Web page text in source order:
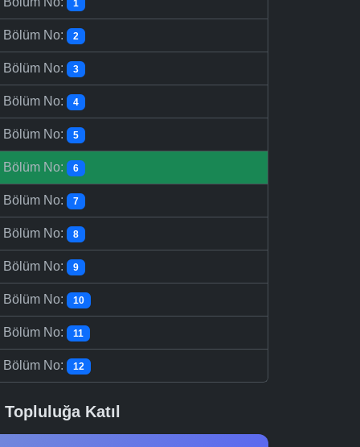
1
Bölüm No: 2
Bölüm No: 3
Bölüm No: 4
Bölüm No: 5
Bölüm No: 6
Bölüm No: 7
Bölüm No: 8
Bölüm No: 9
Bölüm No: 10
Bölüm No: 11
Bölüm No: 12
Topluluğa Katıl